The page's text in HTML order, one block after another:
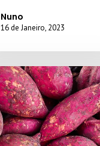
Nuno
16 de Janeiro, 2023